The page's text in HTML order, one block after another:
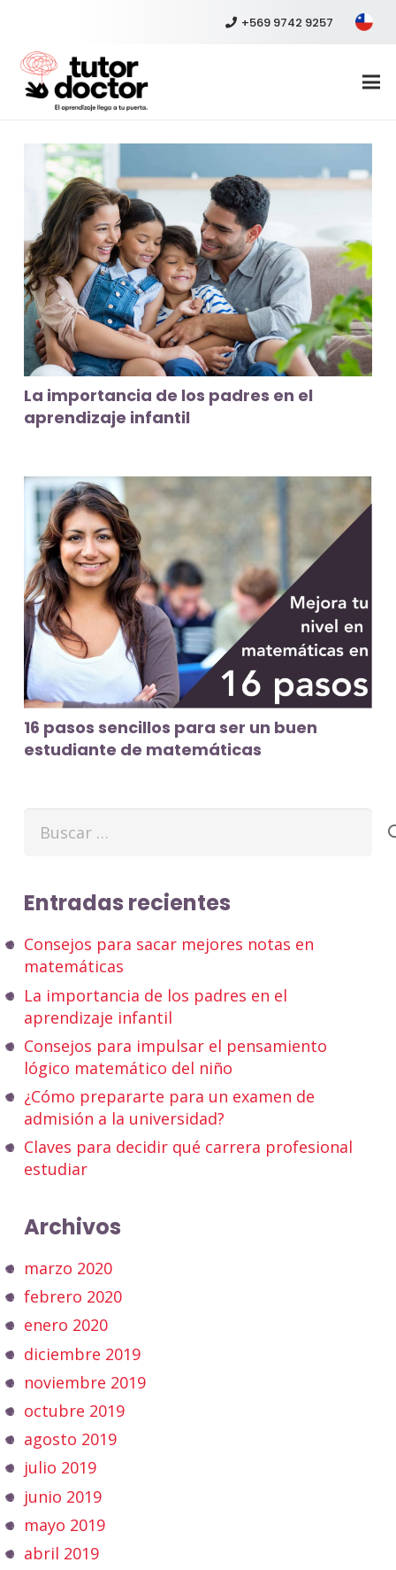
+569 9742 9257
La importancia de los padres en el
aprendizaje infantil
16 pasos sencillos para ser un buen
estudiante de matemáticas
Entradas recientes
Consejos para sacar mejores notas en
matemáticas
La importancia de los padres en el
aprendizaje infantil
Consejos para impulsar el pensamiento
lógico matemático del niño
¿Cómo prepararte para un examen de
admisión a la universidad?
Claves para decidir qué carrera profesional
estudiar
Archivos
marzo 2020
febrero 2020
enero 2020
diciembre 2019
noviembre 2019
octubre 2019
agosto 2019
julio 2019
junio 2019
mayo 2019
abril 2019